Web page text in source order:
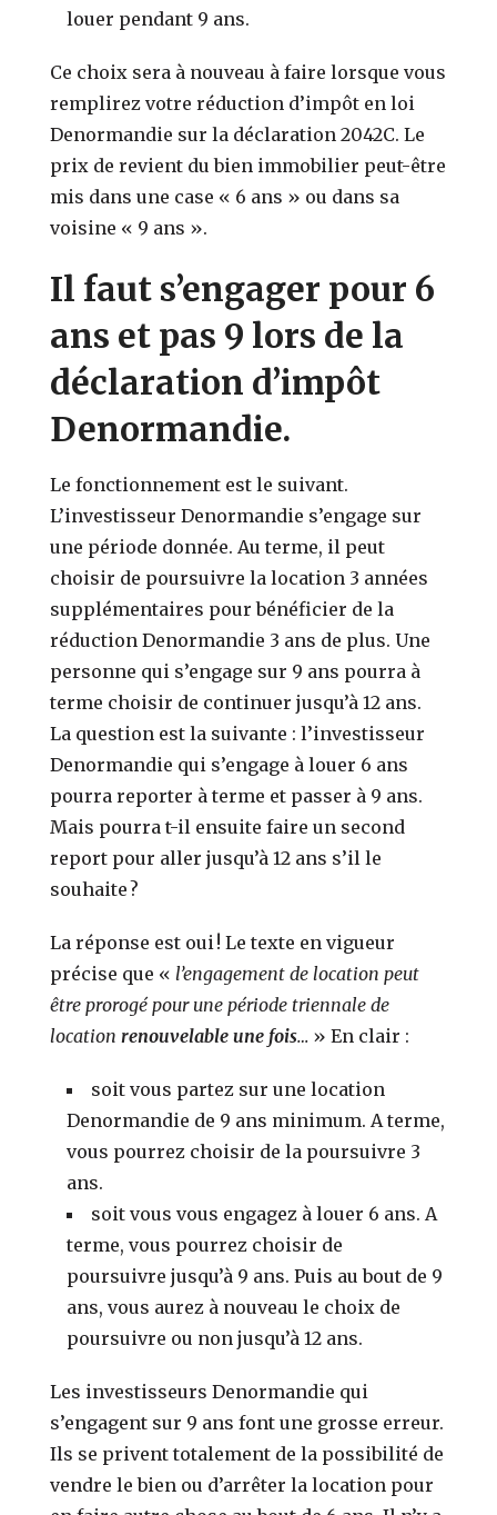
louer pendant 9 ans.
Ce choix sera à nouveau à faire lorsque vous
remplirez votre réduction d’impôt en loi
Denormandie sur la déclaration 2042C. Le
prix de revient du bien immobilier peut-être
mis dans une case « 6 ans » ou dans sa
voisine « 9 ans ».
Il faut s’engager pour 6
ans et pas 9 lors de la
déclaration d’impôt
Denormandie.
Le fonctionnement est le suivant.
L’investisseur Denormandie s’engage sur
une période donnée. Au terme, il peut
choisir de poursuivre la location 3 années
supplémentaires pour bénéficier de la
réduction Denormandie 3 ans de plus. Une
personne qui s’engage sur 9 ans pourra à
terme choisir de continuer jusqu’à 12 ans.
La question est la suivante : l’investisseur
Denormandie qui s’engage à louer 6 ans
pourra reporter à terme et passer à 9 ans.
Mais pourra t-il ensuite faire un second
report pour aller jusqu’à 12 ans s’il le
souhaite ?
La réponse est oui ! Le texte en vigueur
précise que «l’engagement de location peut
être prorogé pour une période triennale de
location renouvelable une fois… » En clair :
soit vous partez sur une location
Denormandie de 9 ans minimum. A terme,
vous pourrez choisir de la poursuivre 3
ans.
soit vous vous engagez à louer 6 ans. A
terme, vous pourrez choisir de
poursuivre jusqu’à 9 ans. Puis au bout de 9
ans, vous aurez à nouveau le choix de
poursuivre ou non jusqu’à 12 ans.
Les investisseurs Denormandie qui
s’engagent sur 9 ans font une grosse erreur.
Ils se privent totalement de la possibilité de
vendre le bien ou d’arrêter la location pour